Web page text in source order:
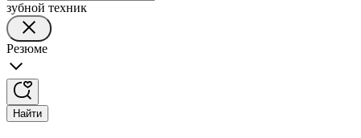
зубной техник
Резюме
Найти